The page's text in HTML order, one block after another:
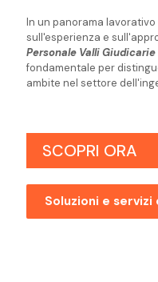
In un panorama
sull'esperienza e
Personale Valli
fondamentale per
ambite nel settore
SCOPRI ORA
Soluzioni e